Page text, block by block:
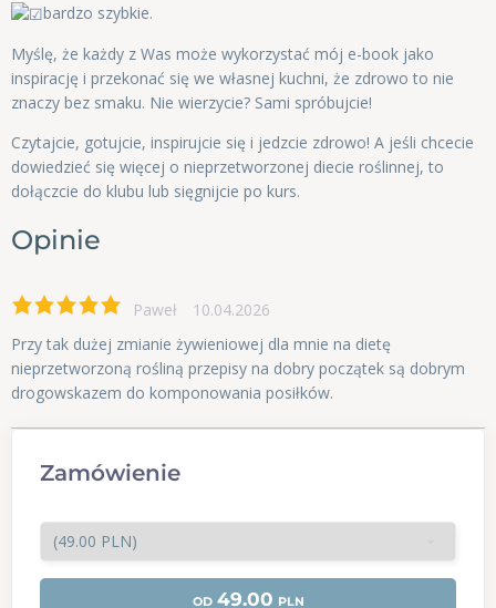
bardzo szybkie.
Myślę, że każdy z Was może wykorzystać mój e-book jako
inspirację i przekonać się we własnej kuchni, że zdrowo to nie
znaczy bez smaku. Nie wierzycie? Sami spróbujcie!
Czytajcie, gotujcie, inspirujcie się i jedzcie zdrowo! A jeśli chcecie
dowiedzieć się więcej o nieprzetworzonej diecie roślinnej, to
dołączcie do klubu lub sięgnijcie po kurs.
Opinie
Paweł
10.04.2026
Przy tak dużej zmianie żywieniowej dla mnie na dietę
nieprzetworzoną rośliną przepisy na dobry początek są dobrym
drogowskazem do komponowania posiłków.
Zamówienie
OD 49.00 PLN